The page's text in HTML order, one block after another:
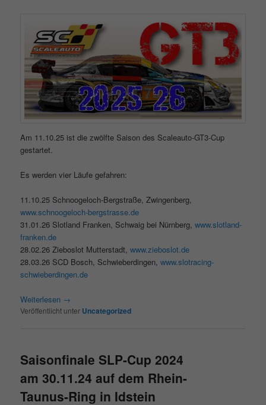
Am 11.10.25 ist die zwölfte Saison des Scaleauto-GT3-Cup
gestartet.
Es werden vier Läufe gefahren:
11.10.25 Schnoogeloch-Bergstraße, Zwingenberg,
www.schnoogeloch-bergstrasse.de
31.01.26 Slotland Franken, Schwaig bei Nürnberg,www.slotland-
franken.de
28.02.26 Zieboslot Mutterstadt,www.zieboslot.de
28.03.26 SCD Bosch, Schwieberdingen,www.slotracing-
schwieberdingen.de
Weiterlesen →
Veröffentlicht unter Uncategorized
Saisonfinale SLP-Cup 2024
am 30.11.24 auf dem Rhein-
Taunus-Ring in Idstein